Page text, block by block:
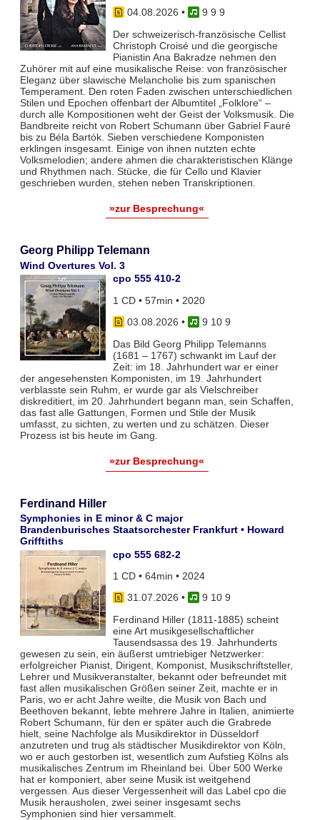
04.08.2026 •
9 9 9
Der schweizerisch-französische Cellist
Christoph Croisé und die georgische
Pianistin Ana Bakradze nehmen den
Zuhörer mit auf eine musikalische Reise: von französischer
Eleganz über slawische Melancholie bis zum spanischen
Temperament. Den roten Faden zwischen unterschiedlichen
Stilen und Epochen offenbart der Albumtitel „Folklore“ –
durch alle Kompositionen weht der Geist der Volksmusik. Die
Bandbreite reicht von Robert Schumann über Gabriel Fauré
bis zu Béla Bartók. Sieben verschiedene Komponisten
erklingen insgesamt. Einige von ihnen nutzten echte
Volksmelodien; andere ahmen die charakteristischen Klänge
und Rhythmen nach. Stücke, die für Cello und Klavier
geschrieben wurden, stehen neben Transkriptionen.
»zur Besprechung«
Georg Philipp Telemann
Wind Overtures Vol. 3
cpo 555 410-2
1 CD • 57min • 2020
03.08.2026 •
9 10 9
Das Bild Georg Philipp Telemanns
(1681 – 1767) schwankt im Lauf der
Zeit: im 18. Jahrhundert war er einer
der angesehensten Komponisten, im 19. Jahrhundert
verblasste sein Ruhm, er wurde gar als Vielschreiber
diskreditiert, im 20. Jahrhundert begann man, sein Schaffen,
das fast alle Gattungen, Formen und Stile der Musik
umfasst, zu sichten, zu werten und zu schätzen. Dieser
Prozess ist bis heute im Gang.
»zur Besprechung«
Ferdinand Hiller
Symphonies in E minor & C major
Brandenburisches Staatsorchester Frankfurt • Howard
Grifftiths
cpo 555 682-2
1 CD • 64min • 2024
31.07.2026 •
9 10 9
Ferdinand Hiller (1811-1885) scheint
eine Art musikgesellschaftlicher
Tausendsassa des 19. Jahrhunderts
gewesen zu sein, ein äußerst umtriebiger Netzwerker:
erfolgreicher Pianist, Dirigent, Komponist, Musikschriftsteller,
Lehrer und Musikveranstalter, bekannt oder befreundet mit
fast allen musikalischen Größen seiner Zeit, machte er in
Paris, wo er acht Jahre weilte, die Musik von Bach und
Beethoven bekannt, lebte mehrere Jahre in Italien, animierte
Robert Schumann, für den er später auch die Grabrede
hielt, seine Nachfolge als Musikdirektor in Düsseldorf
anzutreten und trug als städtischer Musikdirektor von Köln,
wo er auch gestorben ist, wesentlich zum Aufstieg Kölns als
musikalisches Zentrum im Rheinland bei. Über 500 Werke
hat er komponiert, aber seine Musik ist weitgehend
vergessen. Aus dieser Vergessenheit will das Label cpo die
Musik herausholen, zwei seiner insgesamt sechs
Symphonien sind hier versammelt.